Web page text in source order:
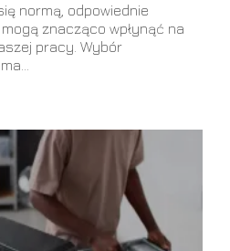
normą, odpowiednie
znacząco wpłynąć na
pracy. Wybór